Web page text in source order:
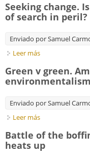
Seeking change.
of search in peril?
Enviado porSamuel
Leer más
Green v green.
environmentalism
Enviado porSamuel
Leer más
Battle of the
heats up